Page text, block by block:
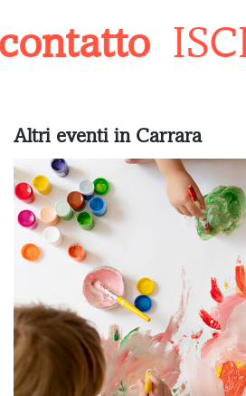
Altri eventi in Carrara